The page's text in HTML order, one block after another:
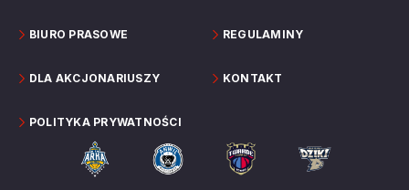
BIURO PRASOWE REGULAMINY
DLA AKCJONARIUSZY KONTAKT
POLITYKA PRYWATNOŚCI